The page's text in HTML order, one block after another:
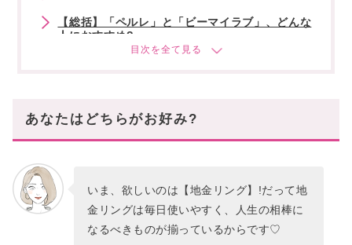
【総括】「ペルレ」と「ビーマイラブ」、どんな
人におすすめ?
「ペルレ」をおすすめする人はこんな人!
なにげない姿もお気に入りの〝地金リング〟があ
れば胸が高鳴る!
あなたはどちらがお好み?
いま、欲しいのは【地金リング】!だって地
金リングは毎日使いやすく、人生の相棒に
なるべきものが揃っているからです♡